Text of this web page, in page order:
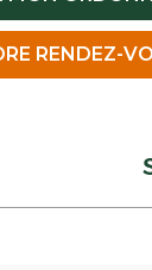
RENDEZ-